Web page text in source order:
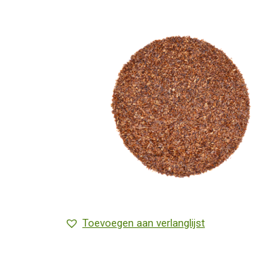
Toevoegen aan verlanglijst